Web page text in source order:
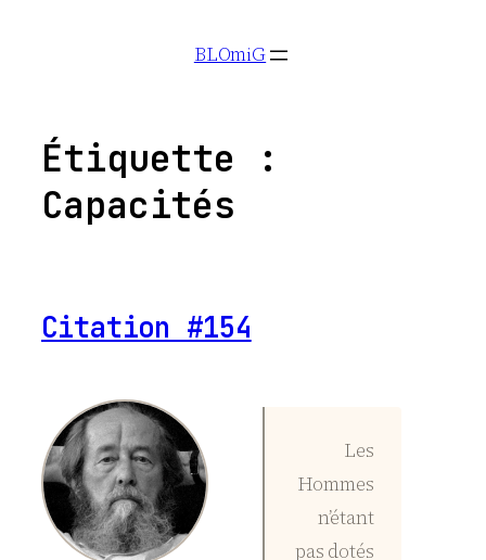
BLOmiG
Étiquette :
Capacités
Citation #154
Les
Hommes
n’étant
pas dotés